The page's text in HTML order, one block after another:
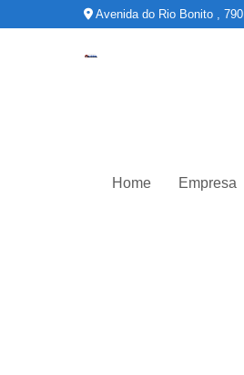
Avenida do Rio Bonito , 790
Home Empresa